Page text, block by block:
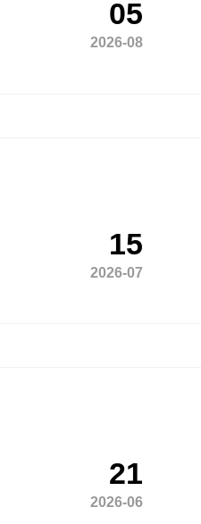
05
2026-08
15
2026-07
21
2026-06